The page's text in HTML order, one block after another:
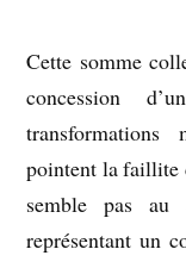
Cette somme
concession
pointent la faillite
semble pas au
représentant un